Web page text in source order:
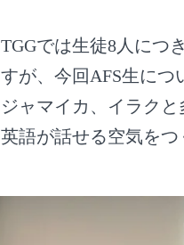
TGGでは生徒8人につ
すが、今回AFS生につ
ジャマイカ、イラク
英語が話せる空気をつ